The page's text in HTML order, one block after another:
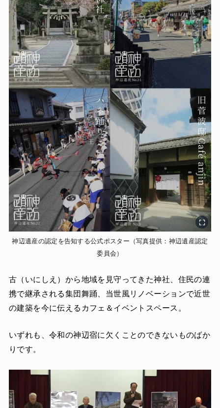
神辺遺産の認定を告知する公式ポスター（写真提供：神辺遺産認定
委員会）
古（いにしえ）から地域を見守ってきた神社、住民の連
携で継承される集団舞踊、当世風リノベーションで近世
の建築を今に伝えるカフェ＆イベントスペース。
いずれも、令和の神辺宿に欠くことのできないものばか
りです。